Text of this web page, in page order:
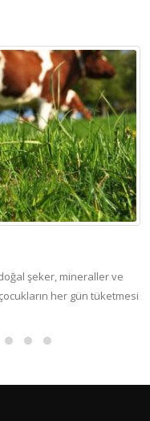
şeker, mineraller ve
her gün tüketmesi